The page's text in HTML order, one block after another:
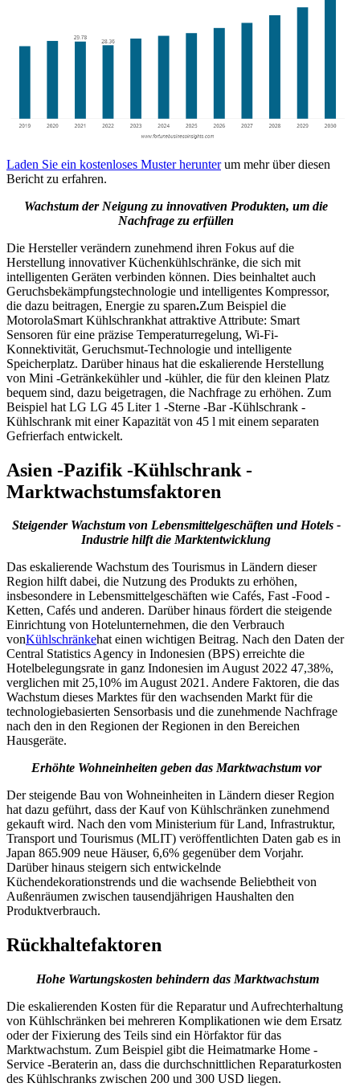
Laden Sie ein kostenloses Muster herunterum mehr über diesen
Bericht zu erfahren.
Wachstum der Neigung zu innovativen Produkten, um die
Nachfrage zu erfüllen
Die Hersteller verändern zunehmend ihren Fokus auf die
Herstellung innovativer Küchenkühlschränke, die sich mit
intelligenten Geräten verbinden können. Dies beinhaltet auch
Geruchsbekämpfungstechnologie und intelligentes Kompressor,
die dazu beitragen, Energie zu sparen.Zum Beispiel die
MotorolaSmart Kühlschrankhat attraktive Attribute: Smart
Sensoren für eine präzise Temperaturregelung, Wi-Fi-
Konnektivität, Geruchsmut-Technologie und intelligente
Speicherplatz. Darüber hinaus hat die eskalierende Herstellung
von Mini -Getränkekühler und -kühler, die für den kleinen Platz
bequem sind, dazu beigetragen, die Nachfrage zu erhöhen. Zum
Beispiel hat LG LG 45 Liter 1 -Sterne -Bar -Kühlschrank -
Kühlschrank mit einer Kapazität von 45 l mit einem separaten
Gefrierfach entwickelt.
Asien -Pazifik -Kühlschrank -
Marktwachstumsfaktoren
Steigender Wachstum von Lebensmittelgeschäften und Hotels -
Industrie hilft die Marktentwicklung
Das eskalierende Wachstum des Tourismus in Ländern dieser
Region hilft dabei, die Nutzung des Produkts zu erhöhen,
insbesondere in Lebensmittelgeschäften wie Cafés, Fast -Food -
Ketten, Cafés und anderen. Darüber hinaus fördert die steigende
Einrichtung von Hotelunternehmen, die den Verbrauch
vonKühlschränkehat einen wichtigen Beitrag. Nach den Daten der
Central Statistics Agency in Indonesien (BPS) erreichte die
Hotelbelegungsrate in ganz Indonesien im August 2022 47,38%,
verglichen mit 25,10% im August 2021. Andere Faktoren, die das
Wachstum dieses Marktes für den wachsenden Markt für die
technologiebasierten Sensorbasis und die zunehmende Nachfrage
nach den in den Regionen der Regionen in den Bereichen
Hausgeräte.
Erhöhte Wohneinheiten geben das Marktwachstum vor
Der steigende Bau von Wohneinheiten in Ländern dieser Region
hat dazu geführt, dass der Kauf von Kühlschränken zunehmend
gekauft wird. Nach den vom Ministerium für Land, Infrastruktur,
Transport und Tourismus (MLIT) veröffentlichten Daten gab es in
Japan 865.909 neue Häuser, 6,6% gegenüber dem Vorjahr.
Darüber hinaus steigern sich entwickelnde
Küchendekorationstrends und die wachsende Beliebtheit von
Außenräumen zwischen tausendjährigen Haushalten den
Produktverbrauch.
Rückhaltefaktoren
Hohe Wartungskosten behindern das Marktwachstum
Die eskalierenden Kosten für die Reparatur und Aufrechterhaltung
von Kühlschränken bei mehreren Komplikationen wie dem Ersatz
oder der Fixierung des Teils sind ein Hörfaktor für das
Marktwachstum. Zum Beispiel gibt die Heimatmarke Home -
Service -Beraterin an, dass die durchschnittlichen Reparaturkosten
des Kühlschranks zwischen 200 und 300 USD liegen.